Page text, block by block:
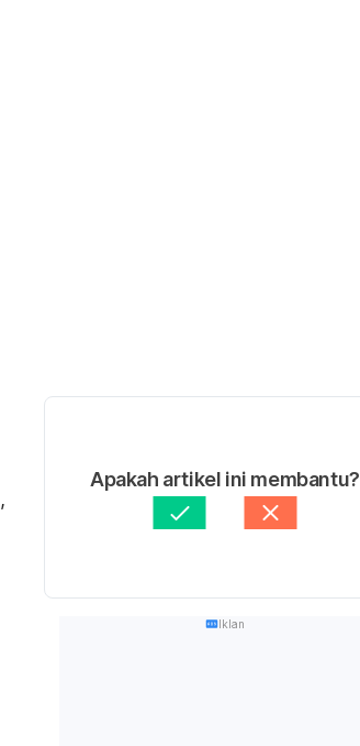
,
Apakah artikel ini membantu?
Iklan